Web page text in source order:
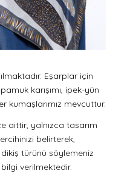
Eşarplar için
karışımı, ipek-yün
kumaşlarımız mevcuttur.
aittir, yalnızca tasarım
belirterek,
türünü söylemeniz
verilmektedir.